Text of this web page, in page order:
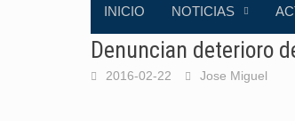
INICIO NOTICIAS
Denuncian deterioro
2016-02-22 Jose Miguel